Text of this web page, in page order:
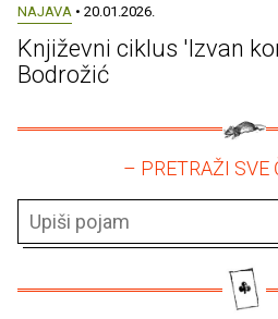
NAJAVA • 20.01.2026.
Književni ciklus 'Izvan
Bodrožić
– PRETRAŽI SVE